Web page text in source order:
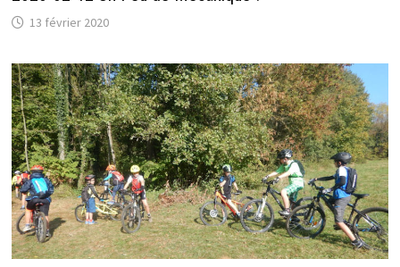
13 février 2020